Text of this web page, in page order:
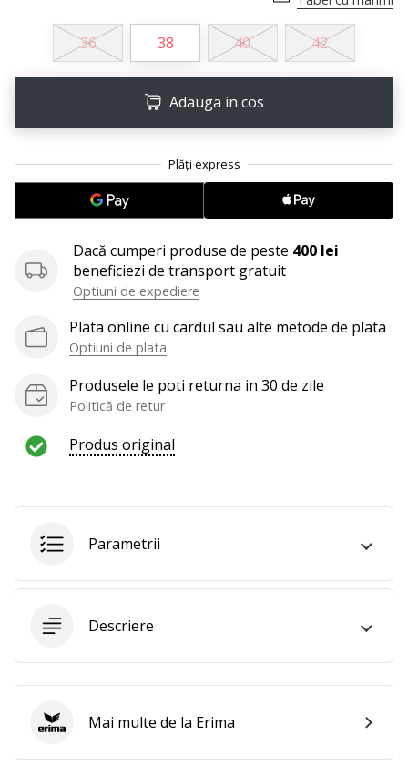
Afiseaza
articolele
36 38 40 42
Adauga in cos
Dacă cumperi produse de peste 400 lei
beneficiezi de transport gratuit
Optiuni de expediere
Plata online cu cardul sau alte metode de plata
Optiuni de plata
Produsele le poti returna in 30 de zile
Politică de retur
Produs original
Parametrii
Descriere
ErimaMai multe de la Erima